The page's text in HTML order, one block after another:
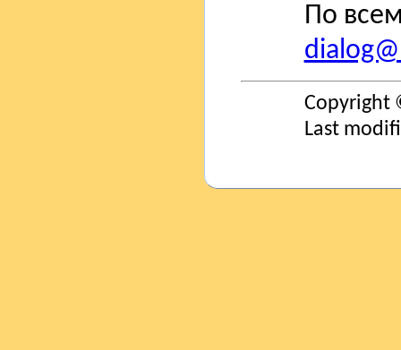
По
Copyright
Last